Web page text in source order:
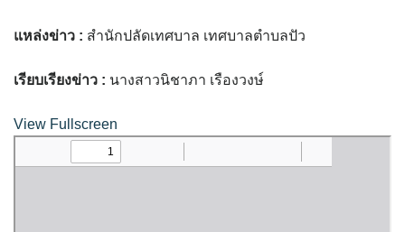
งบแสดงฐานะการคลัง
ติดต่อหน่วยงาน
แหล่งข่าว : สำนักปลัดเทศบาล เทศบาลตำบลปัว
เรียบเรียงข่าว : นางสาวนิชาภา เรืองวงษ์
View Fullscreen